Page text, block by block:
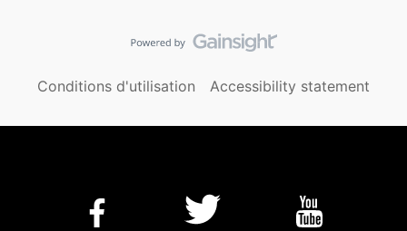
Conditions d'utilisation Accessibility statement